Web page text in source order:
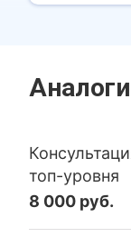
топ-уровня
8 000 руб.